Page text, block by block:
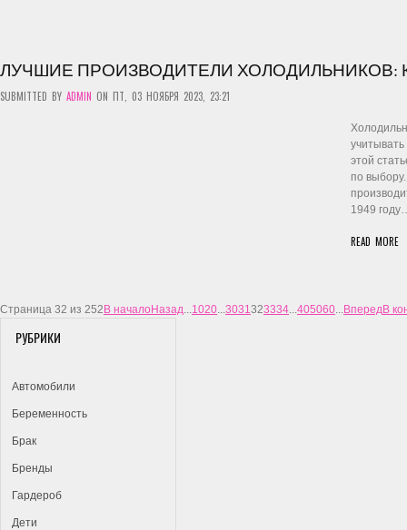
ЛУЧШИЕ ПРОИЗВОДИТЕЛИ ХОЛОДИЛЬНИКОВ:
SUBMITTED BY ADMIN ON ПТ, 03 НОЯБРЯ 2023, 23:21
этой
по
1949
READ MORE
Страница 32 из 252 В началоНазад...1020...3031323334...405060...ВпередВ
РУБРИКИ
Автомобили
Беременность
Брак
Бренды
Гардероб
Дети